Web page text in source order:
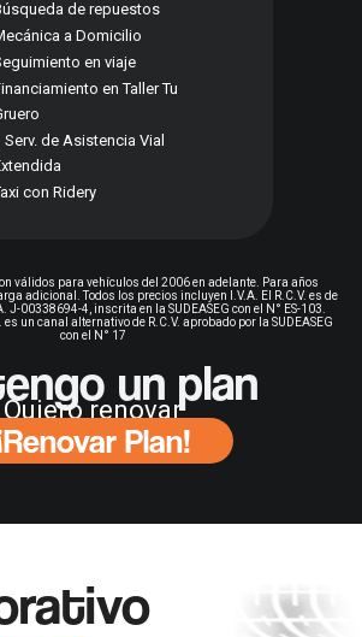
de repuestos
a Domicilio
en viaje
en Taller Tu
Serv. de Asistencia Vial
con Ridery
válidos para vehículos del 2006 en adelante. Para años
adicional. Todos los precios incluyen I.V.A. El R.C.V. es de
J-00338694-4, inscrita en la SUDEASEG con el N° ES-103.
es un canal alternativo de R.C.V. aprobado por la SUDEASEG
con el N° 17
un plan
Quiero renovar
Plan!
VER PLANES